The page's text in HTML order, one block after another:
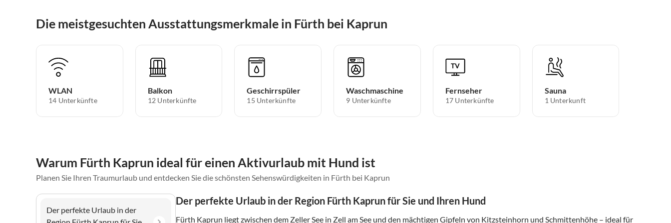
Die meistgesuchten Ausstattungsmerkmale in Fürth bei Kaprun
WLAN
14 Unterkünfte
Balkon
12 Unterkünfte
Geschirrspüler
15 Unterkünfte
Waschmaschine
9 Unterkünfte
Fernseher
17 Unterkünfte
Sauna
1 Unterkunft
Warum Fürth Kaprun ideal für einen Aktivurlaub mit Hund ist
Planen Sie Ihren Traumurlaub und entdecken Sie die schönsten Sehenswürdigkeiten in Fürth bei Kaprun
Der perfekte Urlaub in der
Der perfekte Urlaub in der Region Fürth Kaprun für Sie und Ihren Hund
Fürth Kaprun liegt zwischen dem Zeller See in Zell am See und den mächtigen Gipfeln von Kitzsteinhorn und Schmittenhöhe – ideal für